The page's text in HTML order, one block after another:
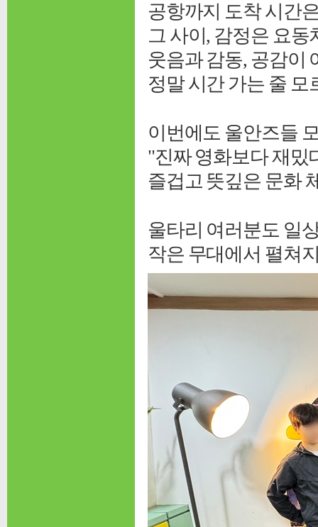
공항까지 도착 시간
그 사이, 감정은 요동
웃음과 감동, 공감이
정말 시간 가는 줄
이번에도 울안즈들
"진짜 영화보다 재밌
즐겁고 뜻깊은 문화
울타리 여러분도 일
작은 무대에서 펼쳐